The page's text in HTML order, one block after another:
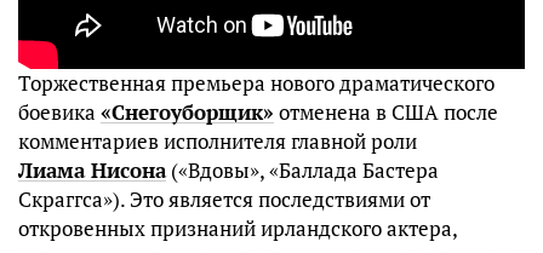
Торжественная премьера нового драматического
боевика «Снегоуборщик» отменена в США после
комментариев исполнителя главной роли
Лиама Нисона(«Вдовы», «Баллада Бастера
Скраггса»). Это является последствиями от
откровенных признаний ирландского актера,